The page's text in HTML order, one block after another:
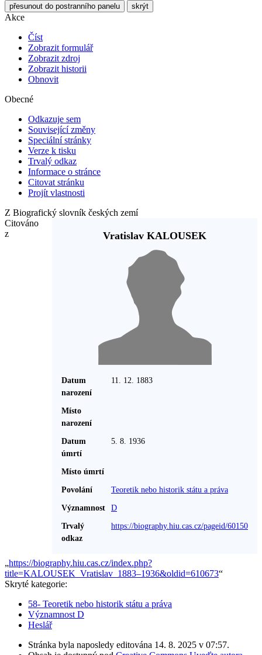
přesunout do postranního panelu skrýt
Akce
Číst
Zobrazit formulář
Zobrazit zdroj
Zobrazit historii
Obnovit
Obecné
Odkazuje sem
Související změny
Speciální stránky
Verze k tisku
Trvalý odkaz
Informace o stránce
Citovat stránku
Projít vlastnosti
Z Biografický slovník českých zemí
Vratislav KALOUSEK
Datum
narození
11. 12. 1883
Místo
narození
Datum
úmrtí
5. 8. 1936
Místo úmrtí
Povolání
Teoretik nebo historik státu a práva‎
Významnost
D
Trvalý
odkaz
https://biography.hiu.cas.cz/pageid/60150
Citováno
z
„https://biography.hiu.cas.cz/index.php?
title=KALOUSEK_Vratislav_1883–1936&oldid=610673“
Skryté kategorie:
58- Teoretik nebo historik státu a práva
Významnost D
Heslář
Stránka byla naposledy editována 14. 8. 2025 v 07:57.